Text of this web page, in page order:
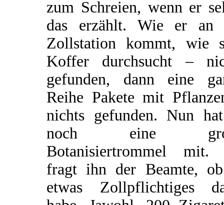
zum Schreien, wenn er
das erzählt. Wie er an
Zollstation kommt, wie
Koffer durchsucht –
gefunden, dann eine
Reihe Pakete mit
nichts gefunden. Nun
noch eine
Botanisiertrommel mit.
fragt ihn der Beamte,
etwas Zollpflichtiges